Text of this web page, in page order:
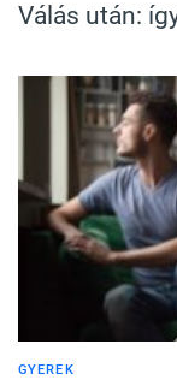
Válás után:
GYEREK